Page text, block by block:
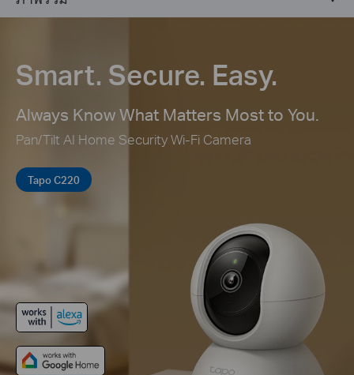
Smart. Secure. Easy.
Always Know What Matters Most to You.
Pan/Tilt AI Home Security Wi-Fi Camera
Tapo C220